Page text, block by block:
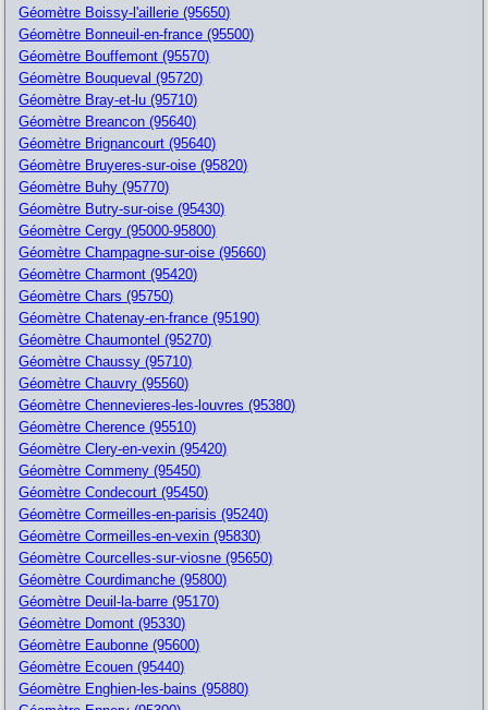
Géomètre Boissy-l'aillerie (95650)
Géomètre Bonneuil-en-france (95500)
Géomètre Bouffemont (95570)
Géomètre Bouqueval (95720)
Géomètre Bray-et-lu (95710)
Géomètre Breancon (95640)
Géomètre Brignancourt (95640)
Géomètre Bruyeres-sur-oise (95820)
Géomètre Buhy (95770)
Géomètre Butry-sur-oise (95430)
Géomètre Cergy (95000-95800)
Géomètre Champagne-sur-oise (95660)
Géomètre Charmont (95420)
Géomètre Chars (95750)
Géomètre Chatenay-en-france (95190)
Géomètre Chaumontel (95270)
Géomètre Chaussy (95710)
Géomètre Chauvry (95560)
Géomètre Chennevieres-les-louvres (95380)
Géomètre Cherence (95510)
Géomètre Clery-en-vexin (95420)
Géomètre Commeny (95450)
Géomètre Condecourt (95450)
Géomètre Cormeilles-en-parisis (95240)
Géomètre Cormeilles-en-vexin (95830)
Géomètre Courcelles-sur-viosne (95650)
Géomètre Courdimanche (95800)
Géomètre Deuil-la-barre (95170)
Géomètre Domont (95330)
Géomètre Eaubonne (95600)
Géomètre Ecouen (95440)
Géomètre Enghien-les-bains (95880)